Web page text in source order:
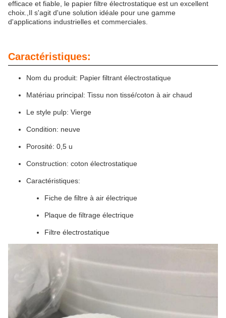
efficace et fiable, le papier filtre électrostatique est un excellent
choix.,Il s'agit d'une solution idéale pour une gamme
d'applications industrielles et commerciales.
Caractéristiques:
Nom du produit: Papier filtrant électrostatique
Matériau principal: Tissu non tissé/coton à air chaud
Le style pulp: Vierge
Condition: neuve
Porosité: 0,5 u
Construction: coton électrostatique
Caractéristiques:
Fiche de filtre à air électrique
Plaque de filtrage électrique
Filtre électrostatique